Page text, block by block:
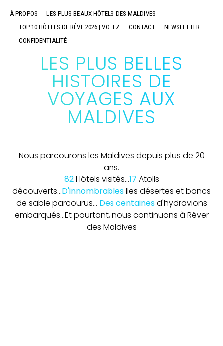
À PROPOS
LES PLUS BEAUX HÔTELS DES MALDIVES
TOP 10 HÔTELS DE RÊVE 2026 | VOTEZ
CONTACT
NEWSLETTER
CONFIDENTIALITÉ
LES PLUS BELLES
HISTOIRES DE
VOYAGES AUX
MALDIVES
Nous parcourons les Maldives depuis plus de 20
ans.
82Hôtels visités...17 Atolls
découverts...D'innombrablesIles désertes et bancs
de sable parcourus... Des centainesd'hydravions
embarqués...Et pourtant, nous continuons à Rêver
des Maldives